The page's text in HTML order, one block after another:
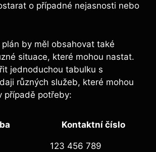
o případné nejasnosti nebo
by měl obsahovat také
situace, které mohou nastat.
jednoduchou tabulku s
různých služeb, které mohou
případě potřeby:
Kontaktní číslo
123 456 789